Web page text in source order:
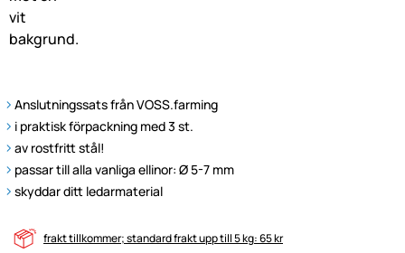
Anslutningssats från VOSS.farming
i praktisk förpackning med 3 st.
av rostfritt stål!
passar till alla vanliga ellinor: Ø 5-7 mm
skyddar ditt ledarmaterial
frakt tillkommer; standard frakt upp till 5 kg: 65 kr